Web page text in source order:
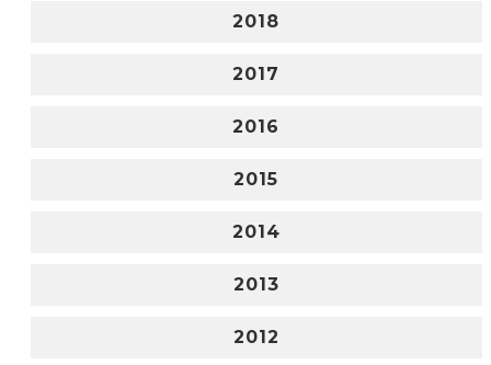
2018
2017
2016
2015
2014
2013
2012